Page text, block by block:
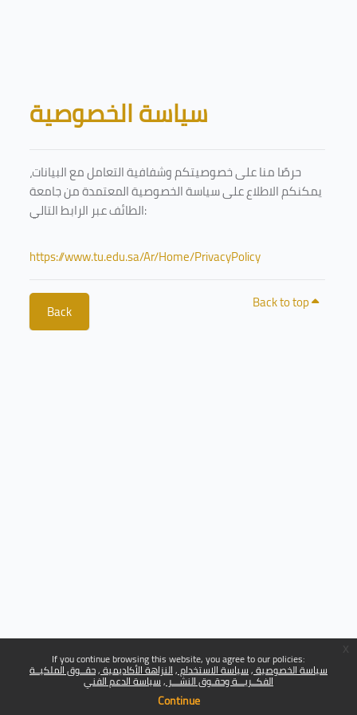
If you continue browsing this website, you agree to our policies:
سياسة الخصوصية سياسة الاستخدام النزاهة الأكاديمية حقــوق الملكيــة
الفكــريـــة وحقـوق النشـــر سياسة الدعم الفني
Continue
Blocks
سياسة الخصوصية
حرصًا منا على خصوصيتكم وشفافية التعامل مع البيانات،
يمكنكم الاطلاع على سياسة الخصوصية المعتمدة من جامعة
الطائف عبر الرابط التالي:
https://www.tu.edu.sa/Ar/Home/PrivacyPolicy
Back Back to top